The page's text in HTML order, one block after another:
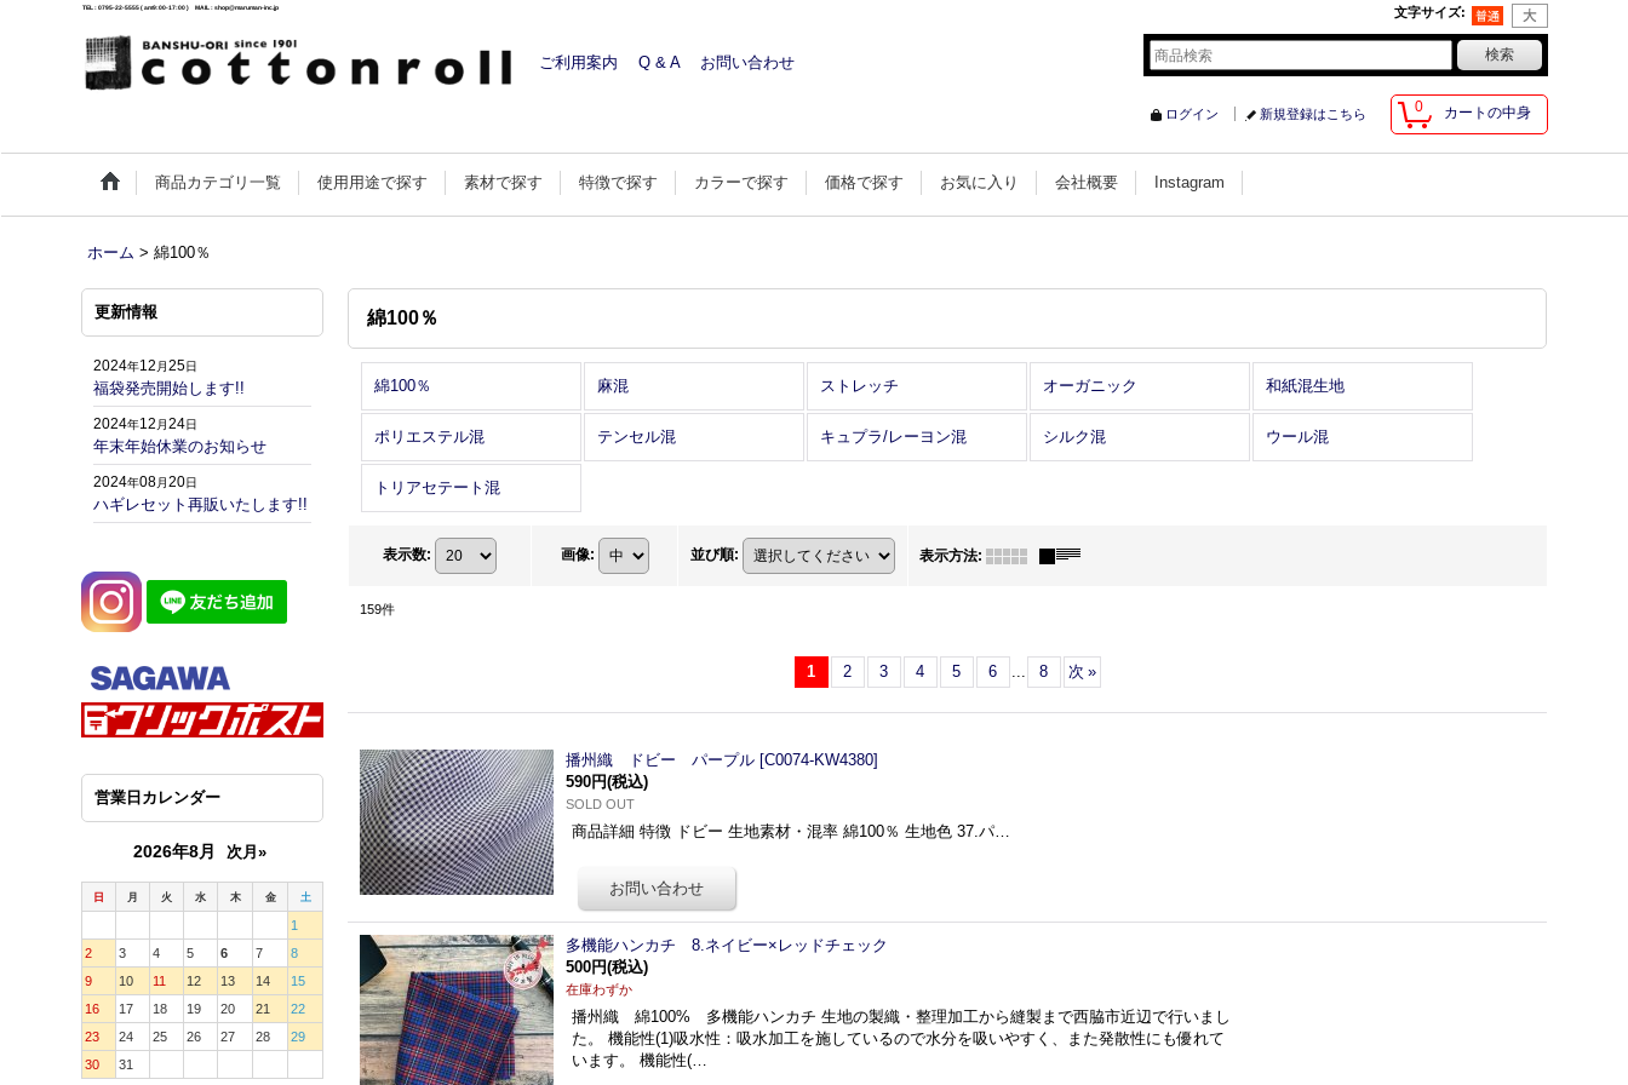
TEL : 0795-22-5555 ( am9:00-17:00 ) MAIL : shop@maruman-inc.jp 文字サイズ:
ご利用案内 Q & A お問い合わせ
0 カートの中身
ログイン 新規登録はこちら
商品カテゴリ一覧 使用用途で探す 素材で探す 特徴で探す カラーで探す 価格で探す お気に入り 会社概要 Instagram
ホーム > 綿100％
更新情報
2024年12 月25日
福袋発売開始します!!
2024年12 月24日
年末年始休業のお知らせ
2024年08月20日
ハギレセット再販いたします!!
営業日カレンダー
2026年8月 次月»
日 月 火 水 木 金 土
1
2
3 4 5 6 7
8
9
10 11 12 13 14
15
16
17 18 19 20 21
22
23
24 25 26 27 28
29
30
31
綿100％
綿100％ 麻混 ストレッチ オーガニック 和紙混生地
ポリエステル混 テンセル混 キュプラ/レーヨン混 シルク混 ウール混
トリアセテート混
表示数: 画像: 並び順: 表示方法:
159件
1 2 3 4 5 6 ... 8 次 »
播州織 ドビー パープル [C0074-KW4380]
590円(税込)
SOLD OUT
商品詳細 特徴 ドビー 生地素材・混率 綿100％ 生地色 37.パ…
多機能ハンカチ 8.ネイビー×レッドチェック
500円(税込)
在庫わずか
播州織 綿100% 多機能ハンカチ 生地の製織・整理加工から縫製まで西脇市近辺で行いまし
た。 機能性(1)吸水性：吸水加工を施しているので水分を吸いやすく、また発散性にも優れて
います。 機能性(…